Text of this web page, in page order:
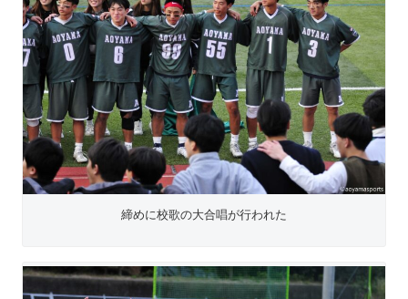
締めに校歌の大合唱が行われた